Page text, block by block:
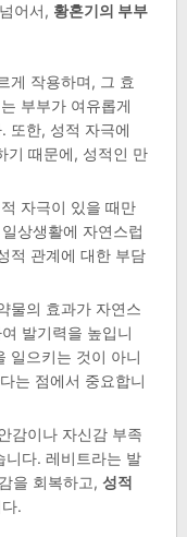
어서, 황혼기의 부부
게 작용하며, 그 효
부부가 여유롭게
또한, 성적 자극에
기 때문에, 성적인 만
자극이 있을 때만
상생활에 자연스럽
적 관계에 대한 부담
물의 효과가 자연스
발기력을 높입니
일으키는 것이 아니
는 점에서 중요합니
감이나 자신감 부족
니다. 레비트라는 발
을 회복하고, 성적
.